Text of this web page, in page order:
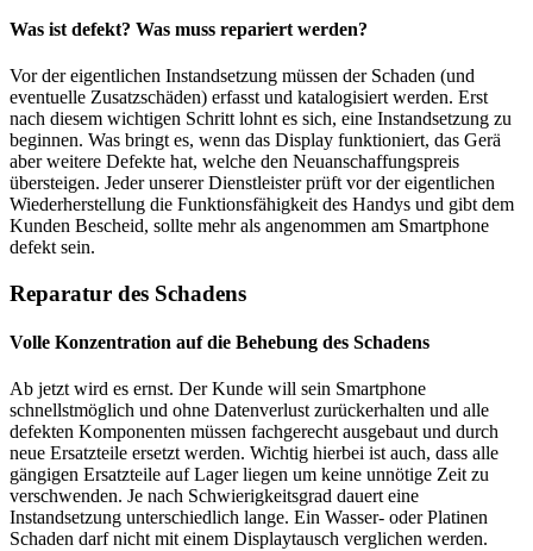
Was ist defekt? Was muss repariert werden?
Vor der eigentlichen Instandsetzung müssen der Schaden (und
eventuelle Zusatzschäden) erfasst und katalogisiert werden. Erst
nach diesem wichtigen Schritt lohnt es sich, eine Instandsetzung zu
beginnen. Was bringt es, wenn das Display funktioniert, das Gerä
aber weitere Defekte hat, welche den Neuanschaffungspreis
übersteigen. Jeder unserer Dienstleister prüft vor der eigentlichen
Wiederherstellung die Funktionsfähigkeit des Handys und gibt dem
Kunden Bescheid, sollte mehr als angenommen am Smartphone
defekt sein.
Reparatur des Schadens
Volle Konzentration auf die Behebung des Schadens
Ab jetzt wird es ernst. Der Kunde will sein Smartphone
schnellstmöglich und ohne Datenverlust zurückerhalten und alle
defekten Komponenten müssen fachgerecht ausgebaut und durch
neue Ersatzteile ersetzt werden. Wichtig hierbei ist auch, dass alle
gängigen Ersatzteile auf Lager liegen um keine unnötige Zeit zu
verschwenden. Je nach Schwierigkeitsgrad dauert eine
Instandsetzung unterschiedlich lange. Ein Wasser- oder Platinen
Schaden darf nicht mit einem Displaytausch verglichen werden.